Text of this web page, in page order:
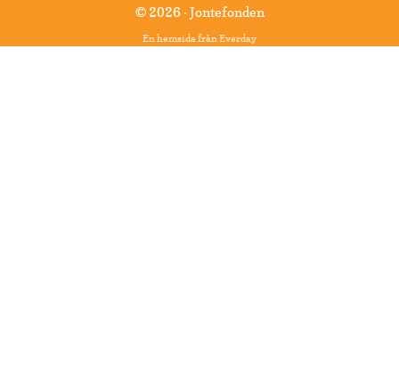
© 2026 · Jontefonden
En hemsida från Everday